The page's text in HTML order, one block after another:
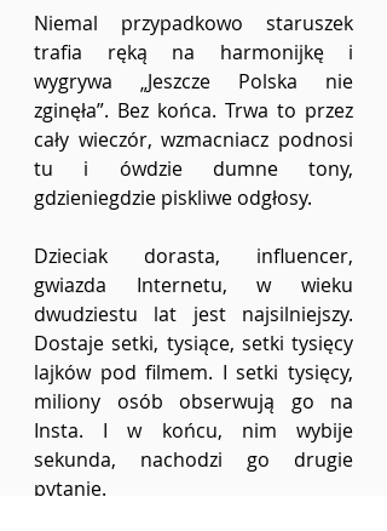
Niemal przypadkowo staruszek
trafia ręką na harmonijkę i
wygrywa „Jeszcze Polska nie
zginęła”. Bez końca. Trwa to przez
cały wieczór, wzmacniacz podnosi
tu i ówdzie dumne tony,
gdzieniegdzie piskliwe odgłosy.
Dzieciak dorasta, influencer,
gwiazda Internetu, w wieku
dwudziestu lat jest najsilniejszy.
Dostaje setki, tysiące, setki tysięcy
lajków pod filmem. I setki tysięcy,
miliony osób obserwują go na
Insta. I w końcu, nim wybije
sekunda, nachodzi go drugie
pytanie.